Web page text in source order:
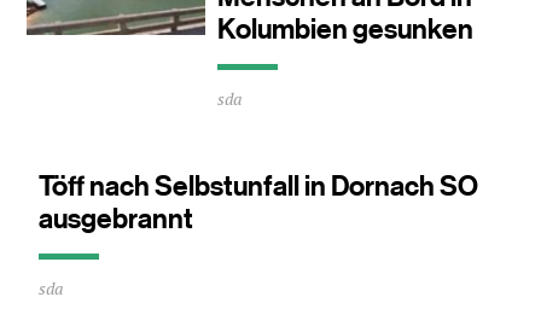
Kolumbien gesunken
Durchschnittliche
Lesezeit
Minuten
sda
Töff nach Selbstunfall in Dornach SO
ausgebrannt
Durchschnittliche
Lesezeit
sda